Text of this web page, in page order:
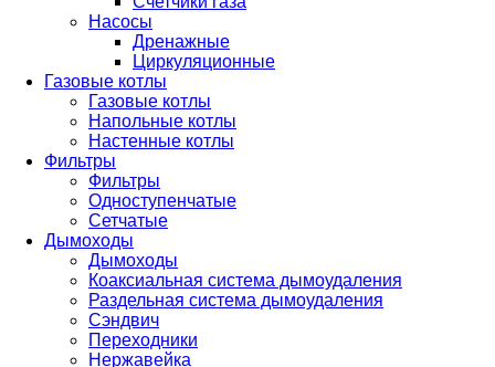
Насосы
Дренажные
Циркуляционные
Газовые котлы
Газовые котлы
Напольные котлы
Настенные котлы
Фильтры
Фильтры
Одноступенчатые
Сетчатые
Дымоходы
Дымоходы
Коаксиальная система дымоудаления
Раздельная система дымоудаления
Сэндвич
Переходники
Нержавейка